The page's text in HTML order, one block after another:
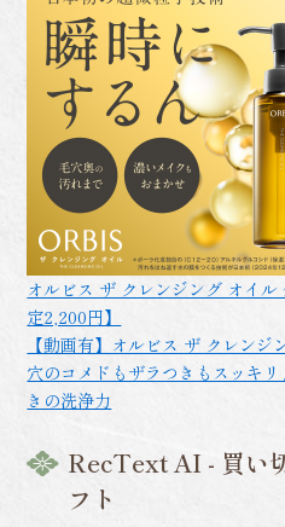
オルビス ザ クレンジング オイ
定2,200円】
【動画有】オルビス ザ クレン
穴のコメドもザラつきもスッキ
きの洗浄力
RecText AI - 買い
フト